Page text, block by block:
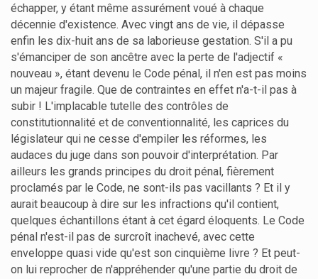
échapper, y étant même assurément voué à chaque
décennie d'existence. Avec vingt ans de vie, il dépasse
enfin les dix-huit ans de sa laborieuse gestation. S'il a pu
s'émanciper de son ancêtre avec la perte de l'adjectif «
nouveau », étant devenu le Code pénal, il n'en est pas moins
un majeur fragile. Que de contraintes en effet n'a-t-il pas à
subir ! L'implacable tutelle des contrôles de
constitutionnalité et de conventionnalité, les caprices du
législateur qui ne cesse d'empiler les réformes, les
audaces du juge dans son pouvoir d'interprétation. Par
ailleurs les grands principes du droit pénal, fièrement
proclamés par le Code, ne sont-ils pas vacillants ? Et il y
aurait beaucoup à dire sur les infractions qu'il contient,
quelques échantillons étant à cet égard éloquents. Le Code
pénal n'est-il pas de surcroît inachevé, avec cette
enveloppe quasi vide qu'est son cinquième livre ? Et peut-
on lui reprocher de n'appréhender qu'une partie du droit de